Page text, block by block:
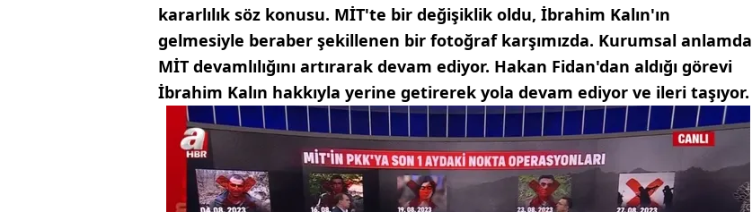
kararlılık söz konusu. MİT'te bir değişiklik oldu, İbrahim Kalın'ın
gelmesiyle beraber şekillenen bir fotoğraf karşımızda. Kurumsal anlamda
MİT devamlılığını artırarak devam ediyor. Hakan Fidan'dan aldığı görevi
İbrahim Kalın hakkıyla yerine getirerek yola devam ediyor ve ileri taşıyor.